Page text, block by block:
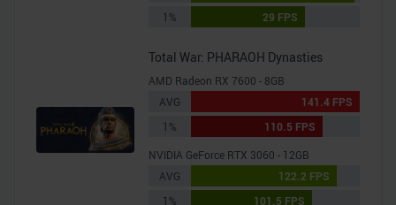
1%
29 FPS
Total War: PHARAOH Dynasties
AMD Radeon RX 7600 - 8GB
AVG
141.4 FPS
1%
110.5 FPS
NVIDIA GeForce RTX 3060 - 12GB
AVG
122.2 FPS
1%
101.5 FPS